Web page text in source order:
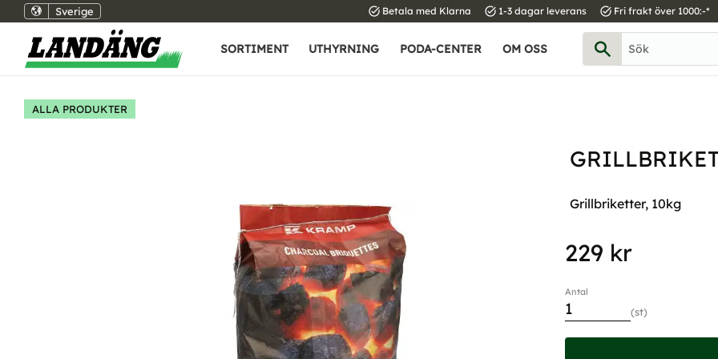
Sverige task_alt Betala med Klarna task_alt 1-3 dagar leverans task_alt Fri frakt över 1000:-*
SORTIMENT UTHYRNING PODA-CENTER OM OSS
ALLA PRODUKTER
Grillbriketter, 10kg
229 kr
Antal
st